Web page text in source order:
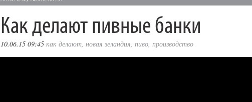
Как делают пивные банки
10.06.15 09:45 как делают, новая зеландия, пиво, производство